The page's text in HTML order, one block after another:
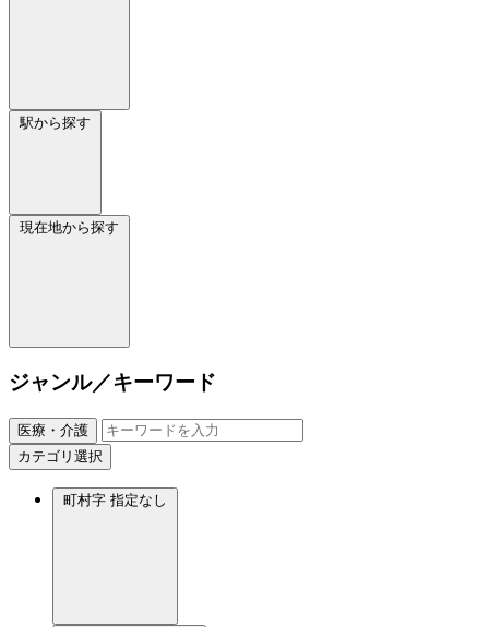
駅から探す
現在地から探す
ジャンル／キーワード
医療・介護
カテゴリ選択
町村字 指定なし